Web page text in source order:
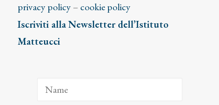
privacy policy– cookie policy
Iscriviti alla Newsletter dell’Istituto
Matteucci